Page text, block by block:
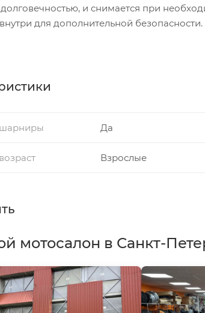
долговечностью, и снимается при
для дополнительной безопасности.
Да
Взрослые
мотосалон в Санкт-